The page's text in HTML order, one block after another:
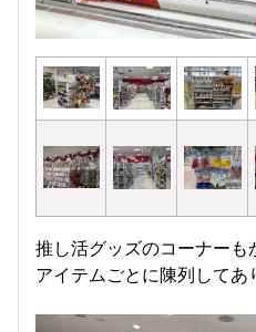
推し活グッズのコーナー
アイテムごとに陳列してあ